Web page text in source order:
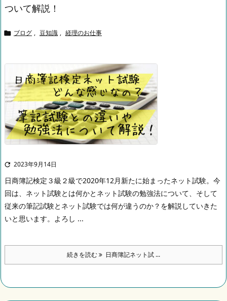
ついて解説！
 ブログ , 豆知識 , 経理のお仕事
 2023年9月14日
日商簿記検定３級２級で2020年12月新たに始まったネット試験。 今
回は、ネット試験とは何かとネット試験の勉強法について、そして
従来の筆記試験とネット試験では何が違うのか？を解説していきた
いと思います。 よろし ...
続きを読む 日商簿記ネット試 ...